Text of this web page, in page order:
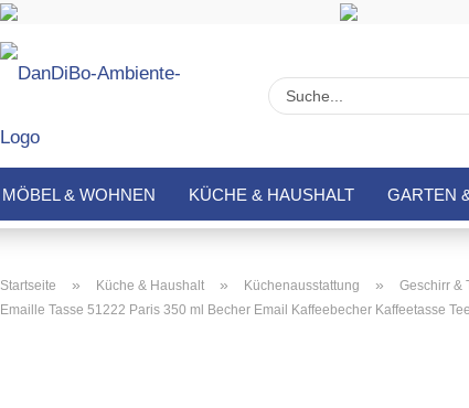
MÖBEL & WOHNEN KÜCHE & HAUSHALT GARTEN
Startseite » Küche & Haushalt » Küchenausstattung » Geschirr &
Emaille Tasse 51222 Paris 350 ml Becher Email Kaffeebecher Kaffeetasse